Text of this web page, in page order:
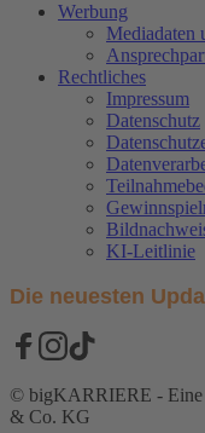
Werbung
Mediadaten
Rechtliches
Impressum
Datenschutz
KI-Leitlinie
Die neuesten
© bigKARRIERE - Eine
& Co. KG